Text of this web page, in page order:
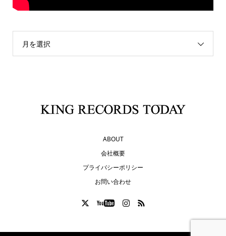
月を選択
ABOUT
会社概要
プライバシーポリシー
お問い合わせ